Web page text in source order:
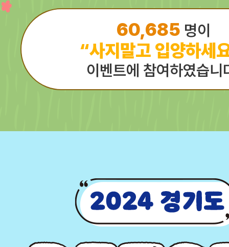
60,685 명이
“사지말고 입양하세
이벤트에 참여하였습니